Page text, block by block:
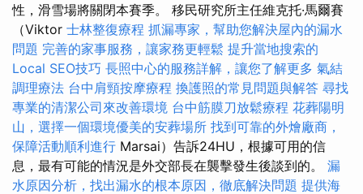
性，滑雪場將關閉本賽季。 移民研究所主任維克托·馬爾賽
（Viktor 士林整復療程 抓漏專家，幫助您解決屋內的漏水
問題 完善的家事服務，讓家務更輕鬆 提升當地搜索的
Local SEO技巧 長照中心的服務詳解，讓您了解更多 氣結
調理療法 台中肩頸按摩療程 換護照的常見問題與解答 尋找
專業的清潔公司來改善環境 台中筋膜刀放鬆療程 花葬陽明
山，選擇一個環境優美的安葬場所 找到可靠的外燴廠商，
保障活動順利進行 Marsai）告訴24HU，根據可用的信
息，最有可能的情況是外交部長在襲擊發生後談到的。 漏
水原因分析，找出漏水的根本原因，徹底解決問題 提供海